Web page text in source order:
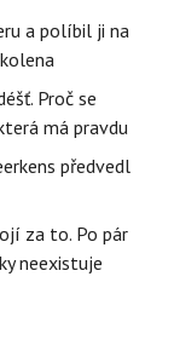
a políbil ji na
Proč se
má pravdu
předvedl
za to. Po pár
neexistuje